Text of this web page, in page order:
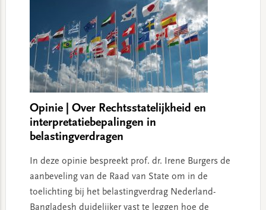
Opinie | Over Rechtsstatelijkheid en
interpretatiebepalingen in
belastingverdragen
In deze opinie bespreekt prof. dr. Irene Burgers de
aanbeveling van de Raad van State om in de
toelichting bij het belastingverdrag Nederland-
Bangladesh duidelijker vast te leggen hoe de